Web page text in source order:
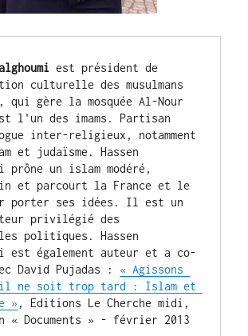
est président de
culturelle des musulmans
qui gère la mosquée Al-Nour
l'un des imams. Partisan
inter-religieux, notamment
et judaïsme. Hassen
prône un islam modéré,
et parcourt la France et le
porter ses idées. Il est un
privilégié des
politiques. Hassen
est également auteur et a co-
David Pujadas : « Agissons
ne soit trop tard : Islam et
», Editions Le Cherche midi,
« Documents » - février 2013